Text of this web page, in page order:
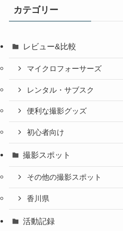
カテゴリー
レビュー&比較
マイクロフォーサーズ
レンタル・サブスク
便利な撮影グッズ
初心者向け
撮影スポット
その他の撮影スポット
香川県
活動記録